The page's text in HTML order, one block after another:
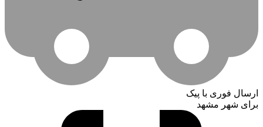
ارسال فوری با پیک
برای شهر مشهد